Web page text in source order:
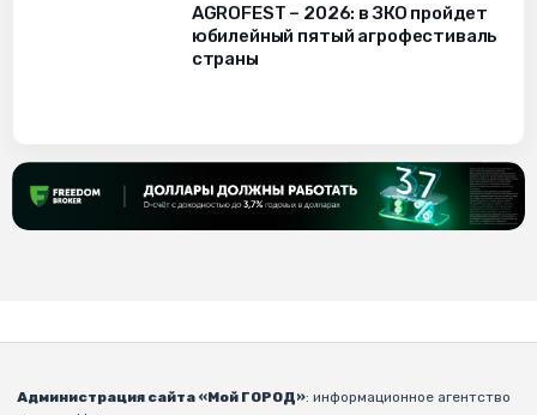
AGROFEST – 2026: в ЗКО пройдет
юбилейный пятый агрофестиваль
страны
Администрация сайта «Мой ГОРОД»: информационное агентство